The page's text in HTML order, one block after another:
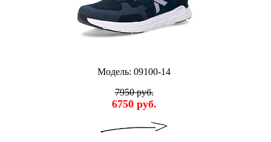
Модель: 09100-14
7950 руб.
6750 руб.